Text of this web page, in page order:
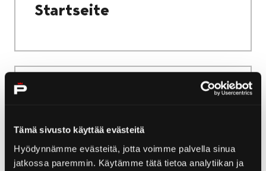
Tämä sivusto käyttää evästeitä
Hyödynnämme evästeitä, jotta voimme palvella sinua
jatkossa paremmin. Käytämme tätä tietoa analytiikan ja
Startseite
Sich einquartieren und genießen
Weitere
Übernachtungsmöglichkeiten